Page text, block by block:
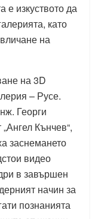
е изкуството да
като
на
на 3D
– Русе.
Георги
Кънчев“,
заснемането
видео
в завършен
начин за
познанията